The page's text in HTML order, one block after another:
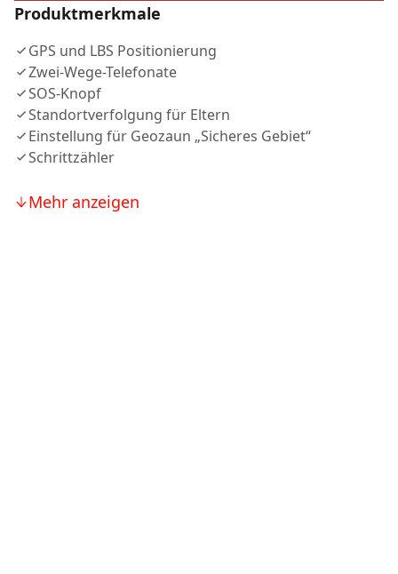
Produktmerkmale
GPS und LBS Positionierung
Zwei-Wege-Telefonate
SOS-Knopf
Standortverfolgung für Eltern
Einstellung für Geozaun „Sicheres Gebiet“
Schrittzähler
Mehr anzeigen